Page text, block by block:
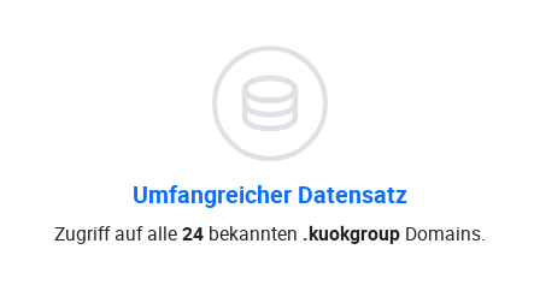
Umfangreicher Datensatz
Zugriff auf alle24 bekannten .kuokgroup Domains.